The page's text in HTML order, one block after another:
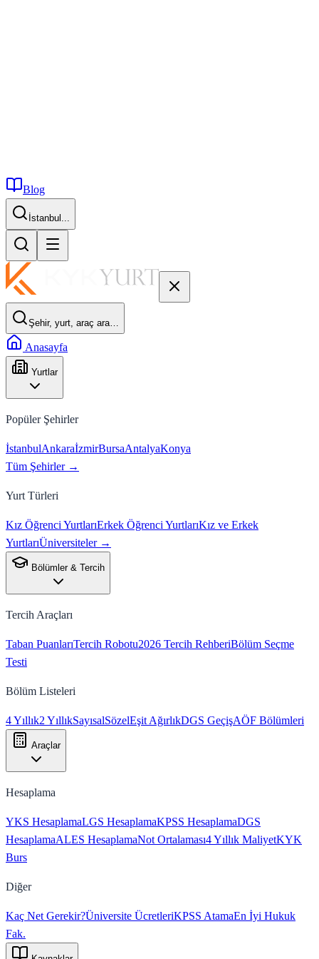
Blog
İstanbul...
Şehir, yurt, araç ara…
Anasayfa
Yurtlar
Popüler Şehirler
İstanbulAnkaraİzmirBursaAntalyaKonya
Tüm Şehirler →
Yurt Türleri
Kız Öğrenci YurtlarıErkek Öğrenci YurtlarıKız ve Erkek
YurtlarıÜniversiteler →
Bölümler & Tercih
Tercih Araçları
Taban PuanlarıTercih Robotu2026 Tercih RehberiBölüm Seçme
Testi
Bölüm Listeleri
4 Yıllık2 YıllıkSayısalSözelEşit AğırlıkDGS GeçişAÖF Bölümleri
Araçlar
Hesaplama
YKS HesaplamaLGS HesaplamaKPSS HesaplamaDGS
HesaplamaALES HesaplamaNot Ortalaması4 Yıllık MaliyetKYK
Burs
Diğer
Kaç Net Gerekir?Üniversite ÜcretleriKPSS AtamaEn İyi Hukuk
Fak.